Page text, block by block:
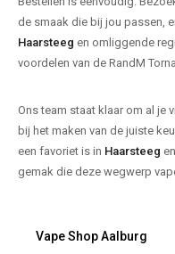
de smaak die bij jou passen,
Haarsteeg en omliggende
voordelen van de RandM
Ons team staat klaar om al je
bij het maken van de juiste
een favoriet is in Haarsteeg
gemak die deze wegwerp
Vape Shop Aalburg